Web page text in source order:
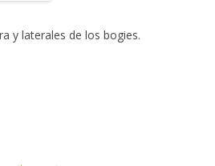
y laterales de los bogies.